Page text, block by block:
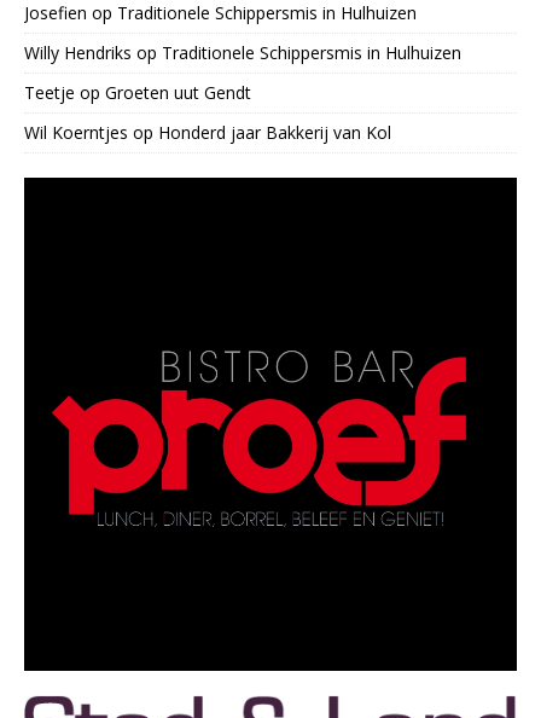
Josefien op Traditionele Schippersmis in Hulhuizen
Willy Hendriks op Traditionele Schippersmis in Hulhuizen
Teetje op Groeten uut Gendt
Wil Koerntjes op Honderd jaar Bakkerij van Kol